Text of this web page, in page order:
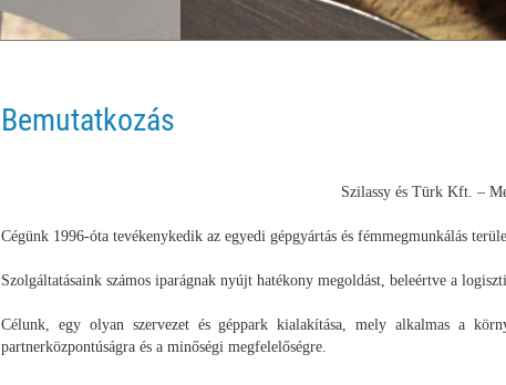
Bemutatkozás
​Szilassy és Türk Kft. –
Cégünk 1996-óta tevékenykedik az egyedi gépgyártás és fémmegmunkálás
Szolgáltatásaink számos iparágnak nyújt hatékony megoldást, beleértve a
Célunk, egy olyan szervezet és géppark kialakítása, mely alkalmas a
partnerközpontúságra és a minőségi megfelelőségre.